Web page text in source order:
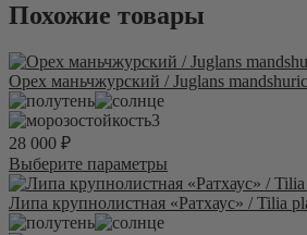
Похожие товары
Орех маньчжурский / Juglans
3
28 000 ₽
Выберите параметры
товар
имеет
Липа крупнолистная «Ратхаус» / Tilia